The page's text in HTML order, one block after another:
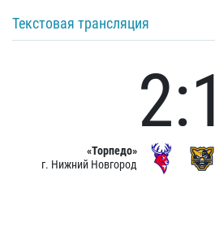
Текстовая трансляция
«Торпедо»
г. Нижний Новгород
2:1